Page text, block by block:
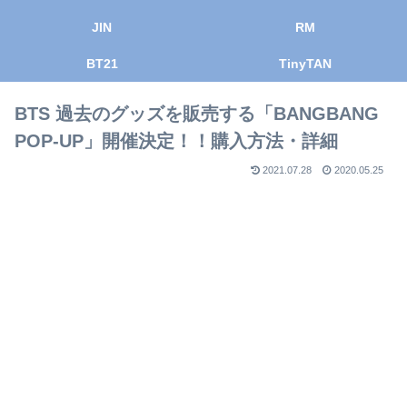
JIN RM
BT21 TinyTAN
BTS 過去のグッズを販売する「BANGBANG
POP-UP」開催決定！！購入方法・詳細
2021.07.28 2020.05.25